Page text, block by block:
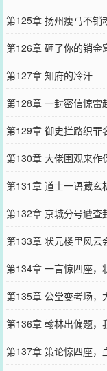
第125章 扬州瘦马不销
第126章 砸了你的销金
第127章 知府的冷汗
第128章 一封密信惊雷
第129章 御史拦路织罪
第130章 大佬围观来作
第131章 道士一语藏玄
第132章 京城分号遭查
第133章 状元楼里风云
第134章 一言惊四座，
第135章 公堂变考场，
第136章 翰林出偏题，
第137章 策论惊四座，